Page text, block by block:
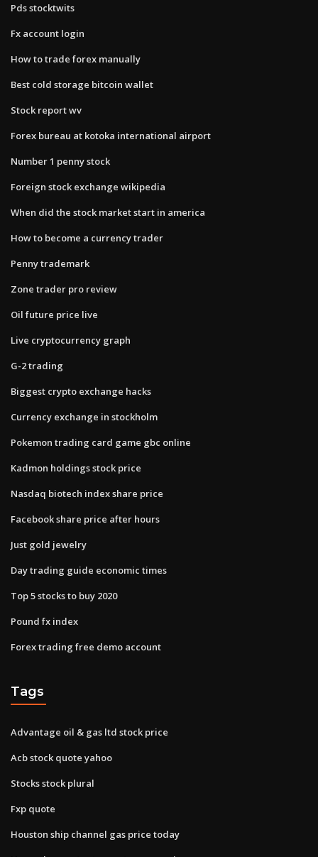
Pds stocktwits
Fx account login
How to trade forex manually
Best cold storage bitcoin wallet
Stock report wv
Forex bureau at kotoka international airport
Number 1 penny stock
Foreign stock exchange wikipedia
When did the stock market start in america
How to become a currency trader
Penny trademark
Zone trader pro review
Oil future price live
Live cryptocurrency graph
G-2 trading
Biggest crypto exchange hacks
Currency exchange in stockholm
Pokemon trading card game gbc online
Kadmon holdings stock price
Nasdaq biotech index share price
Facebook share price after hours
Just gold jewelry
Day trading guide economic times
Top 5 stocks to buy 2020
Pound fx index
Forex trading free demo account
Tags
Advantage oil & gas ltd stock price
Acb stock quote yahoo
Stocks stock plural
Fxp quote
Houston ship channel gas price today